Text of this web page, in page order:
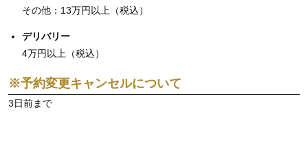
その他：13万円以上（税込）
デリバリー
4万円以上（税込）
※予約変更キャンセルについて
3日前まで